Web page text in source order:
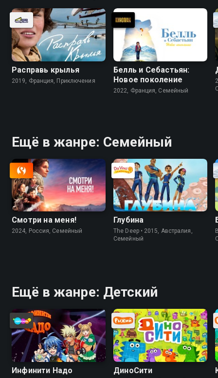
Расправь крылья
2019, Франция, Приключения
Белль и Себастьян:
Новое поколение
2022, Франция, Cемейный
Ещё в жанре: Cемейный
Смотри на меня!
2024, Россия, Cемейный
Глубина
The Deep • 2015, Австралия,
Cемейный
Ещё в жанре: Детский
Инфинити Надо ДиноСити